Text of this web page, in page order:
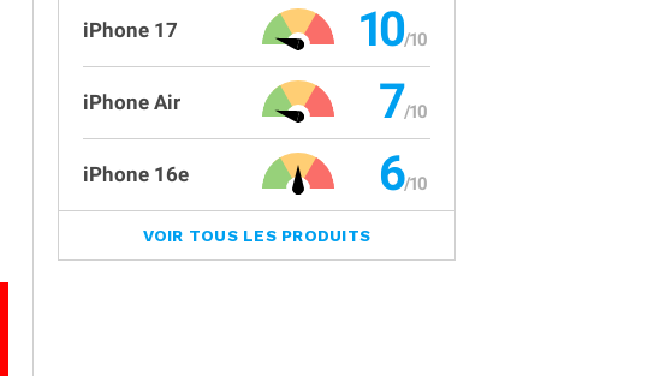
iPhone 17 10
iPhone Air 7
iPhone 16e 6
VOIR TOUS LES PRODUITS